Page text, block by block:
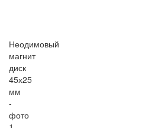
Неодимовый
магнит
диск
45х25
мм
-
фото